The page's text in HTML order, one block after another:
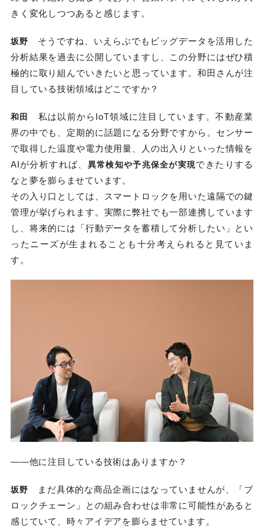
きく変化しつつあると感じます。
坂野 そうですね、いえらぶでもビッグデータを活用した
分析結果を過去に公開していますし、この分野にはぜひ積
極的に取り組んでいきたいと思っています。和田さんが注
目している技術領域はどこですか？
和田
私は以前からIoT領域に注目しています。不動産業
界の中でも、定期的に話題になる分野ですから。センサー
で取得した温度や電力使用量、人の出入りといった情報を
AIが分析すれば、 異常検知や予兆保全が実現できたりする
なと夢を膨らませています。
その入り口としては、スマートロックを用いた遠隔での鍵
管理が挙げられます。実際に弊社でも一部連携しています
し、将来的には「行動データを蓄積して分析したい」とい
ったニーズが生まれることも十分考えられると見ていま
す。
――他に注目している技術はありますか？
坂野 まだ具体的な商品企画にはなっていませんが、「ブ
ロックチェーン」との組み合わせは非常に可能性があると
感じていて、時々アイデアを膨らませています。